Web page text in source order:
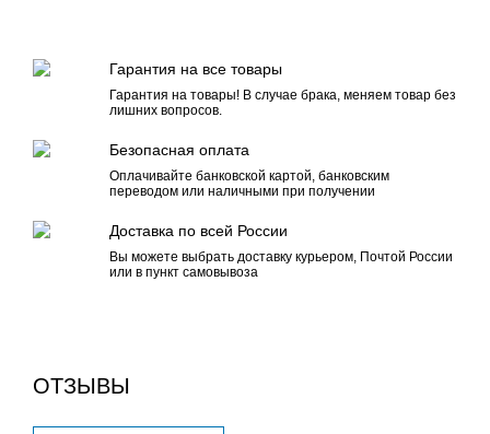
Гарантия на все товары
Гарантия на товары! В случае брака, меняем товар без
лишних вопросов.
Безопасная оплата
Оплачивайте банковской картой, банковским
переводом или наличными при получении
Доставка по всей России
Вы можете выбрать доставку курьером, Почтой России
или в пункт самовывоза
ОТЗЫВЫ